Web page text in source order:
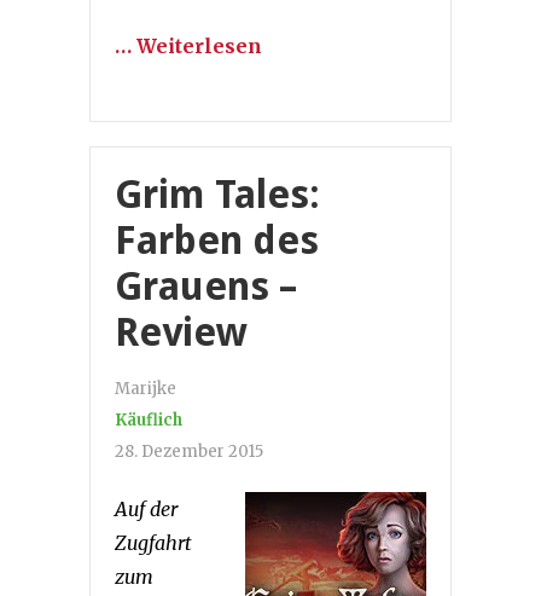
… Weiterlesen
Grim Tales:
Farben des
Grauens –
Review
Marijke
Käuflich
28. Dezember 2015
Auf der
Zugfahrt
zum